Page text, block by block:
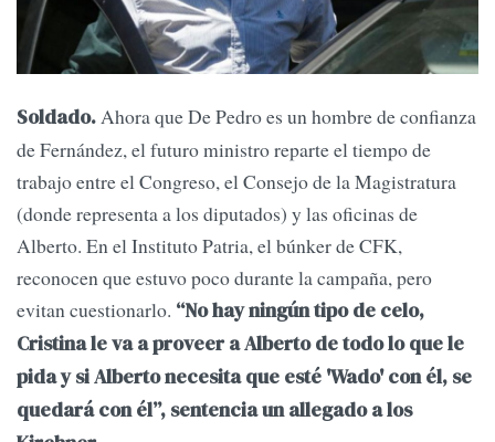
Soldado.Ahora que De Pedro es un hombre de confianza
de Fernández, el futuro ministro reparte el tiempo de
trabajo entre el Congreso, el Consejo de la Magistratura
(donde representa a los diputados) y las oficinas de
Alberto. En el Instituto Patria, el búnker de CFK,
reconocen que estuvo poco durante la campaña, pero
evitan cuestionarlo. “No hay ningún tipo de celo,
Cristina le va a proveer a Alberto de todo lo que le
pida y si Alberto necesita que esté 'Wado' con él, se
quedará con él”, sentencia un allegado a los